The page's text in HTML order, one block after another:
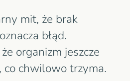
mit, że brak
błąd.
organizm jeszcze
co chwilowo trzyma.